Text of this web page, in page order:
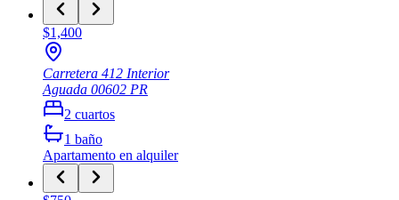
$1,400
Carretera 412 Interior
Aguada 00602 PR
2 cuartos
1 baño
Apartamento en alquiler